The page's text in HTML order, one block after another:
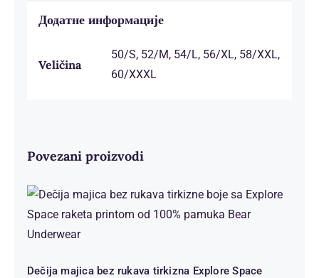
Додатне информације
Veličina
50/S, 52/M, 54/L, 56/XL, 58/XXL,
60/XXXL
Povezani proizvodi
Dečija majica bez rukava tirkizna
Explore Space raketa print 100%
Dečija majica bez rukava tirkizna Explore Space